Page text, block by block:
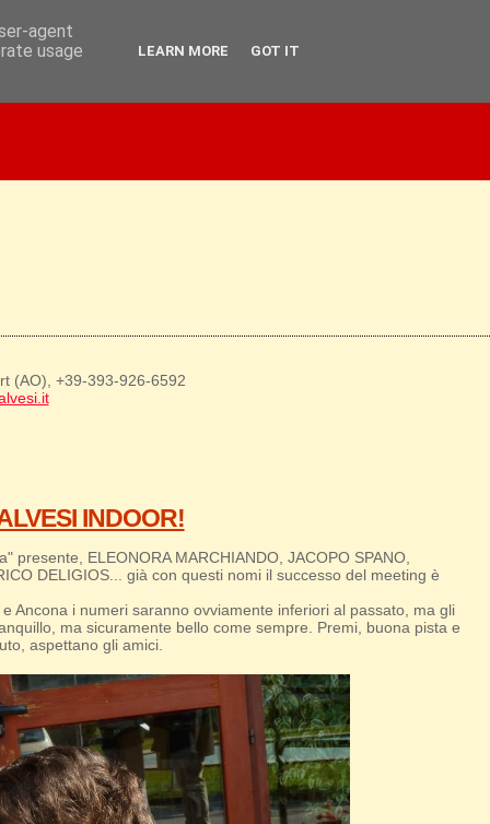
(AO), +39-393-926-6592
INDOOR!
presente, ELEONORA MARCHIANDO, JACOPO SPANO,
DELIGIOS... già con questi nomi il successo del meeting è
i numeri saranno ovviamente inferiori al passato, ma gli
ma sicuramente bello come sempre. Premi, buona pista e
aspettano gli amici.
agent
usage
LEARN MORE GOT IT